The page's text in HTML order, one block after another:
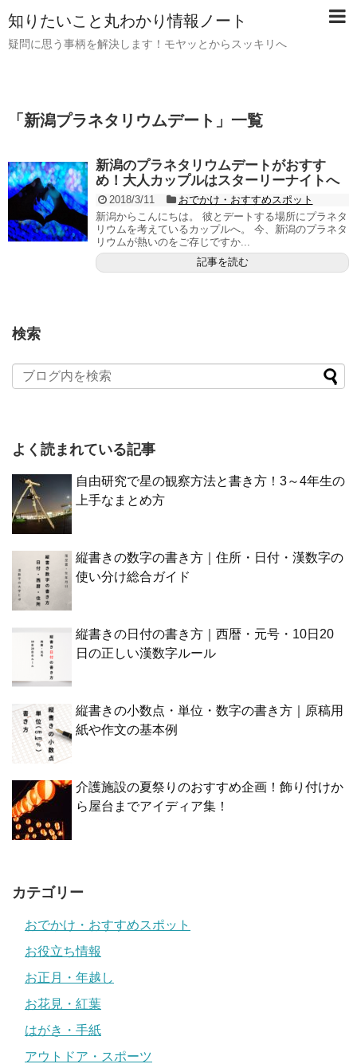
知りたいこと丸わかり情報ノート
疑問に思う事柄を解決します！モヤッとからスッキリへ
「 新潟プラネタリウムデート 」 一覧
新潟のプラネタリウムデートがおすす
め！大人カップルはスターリーナイトへ
2018/3/11
おでかけ・おすすめスポット
新潟からこんにちは。 彼とデートする場所にプラネタ
リウムを考えているカップルへ。 今、新潟のプラネタ
リウムが熱いのをご存じですか...
記事を読む
検索
よく読まれている記事
自由研究で星の観察方法と書き方！3～4年生の
上手なまとめ方
縦書きの数字の書き方｜住所・日付・漢数字の
使い分け総合ガイド
縦書きの日付の書き方｜西暦・元号・10日20
日の正しい漢数字ルール
縦書きの小数点・単位・数字の書き方｜原稿用
紙や作文の基本例
介護施設の夏祭りのおすすめ企画！飾り付けか
ら屋台までアイディア集！
カテゴリー
おでかけ・おすすめスポット
お役立ち情報
お正月・年越し
お花見・紅葉
はがき・手紙
アウトドア・スポーツ